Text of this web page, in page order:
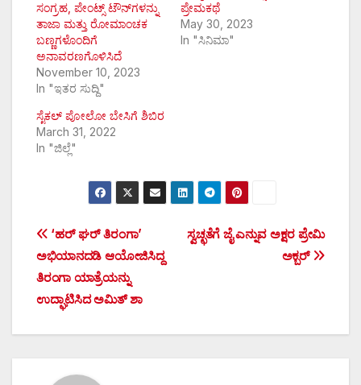
ಸಂಗ್ರಹ, ಪೇಂಟ್ಸ್ ಟೌನ್‍ಗಳನ್ನು
ತಾಜಾ ಮತ್ತು ರೋಮಾಂಚಕ
ಬಣ್ಣಗಳೊಂದಿಗೆ
ಅನಾವರಣಗೊಳಿಸಿದೆ
November 10, 2023
In "ಇತರ ಸುದ್ದಿ"
ಪ್ರೇಮಕಥೆ
May 30, 2023
In "ಸಿನಿಮಾ"
ಸೈಕಲ್ ಪೋಲೋ ಬೇಸಿಗೆ ಶಿಬಿರ
March 31, 2022
In "ಜಿಲ್ಲೆ"
Post
navigation
ಸ್ವಚ್ಛತೆಗೆ ಜೈ ಎನ್ನುವ ಅಕ್ಷರ ಪ್ರೇಮಿ
ಅಕ್ಬರ್
‘ಹರ್ ಘರ್ ತಿರಂಗಾ’
ಅಭಿಯಾನದಡಿ ಆಯೋಜಿಸಿದ್ದ
ತಿರಂಗಾ ಯಾತ್ರೆಯನ್ನು
ಉದ್ಘಾಟಿಸಿದ ಅಮಿತ್ ಶಾ